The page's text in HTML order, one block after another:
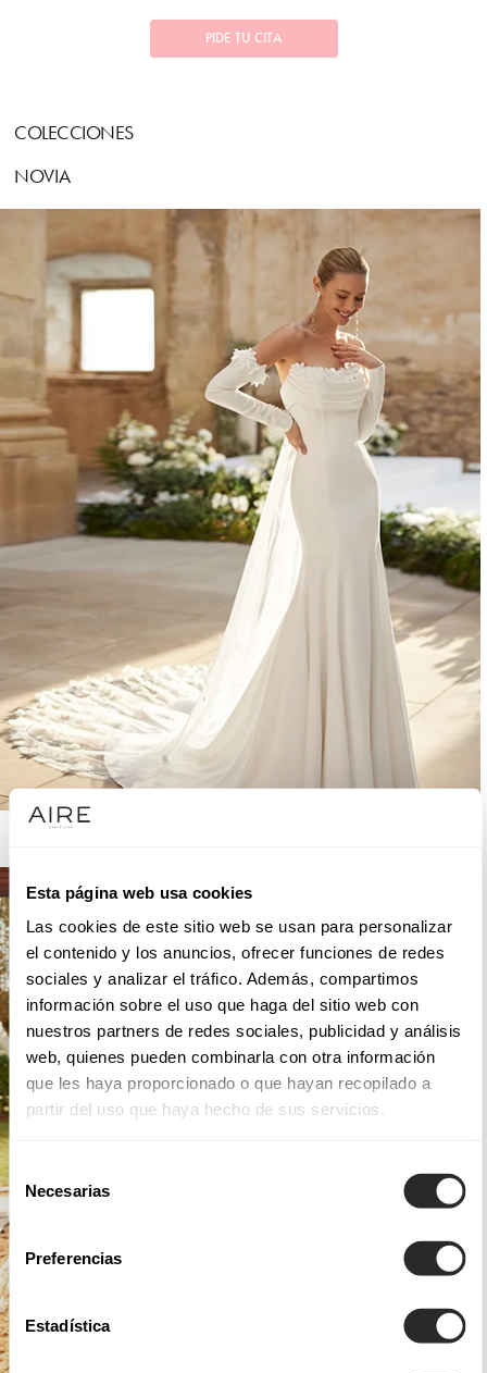
Esta página web usa cookies
Las cookies de este sitio web se usan para personalizar
el contenido y los anuncios, ofrecer funciones de redes
sociales y analizar el tráfico. Además, compartimos
información sobre el uso que haga del sitio web con
nuestros partners de redes sociales, publicidad y análisis
web, quienes pueden combinarla con otra información
que les haya proporcionado o que hayan recopilado a
partir del uso que haya hecho de sus servicios.
Selección
de
consentimiento
Necesarias
Preferencias
Estadística
PIDE TU CITA
COLECCIONES
NOVIA
AIRE BARCELONA